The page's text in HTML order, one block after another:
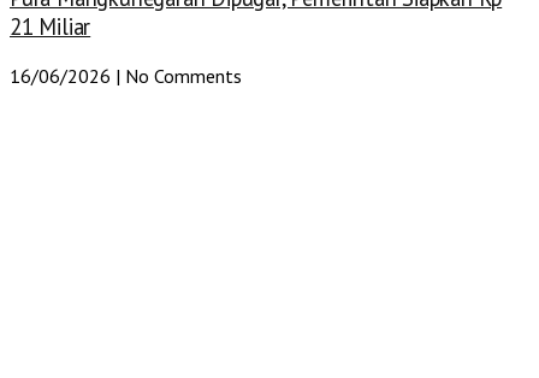
21 Miliar
16/06/2026 No Comments